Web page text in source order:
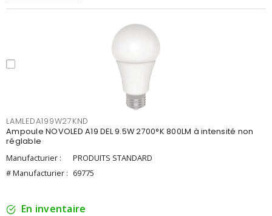
LAMLEDA199W27KND
Ampoule NOVOLED A19 DEL 9.5W 2700°K 800LM à intensité non
réglable
Manufacturier :
PRODUITS STANDARD
# Manufacturier : 69775
En inventaire